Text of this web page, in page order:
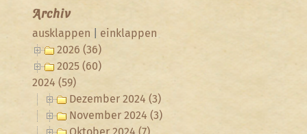
Archiv
ausklappen
einklappen
2026 (36)
2025 (60)
2024 (59)
Dezember 2024 (3)
November 2024 (3)